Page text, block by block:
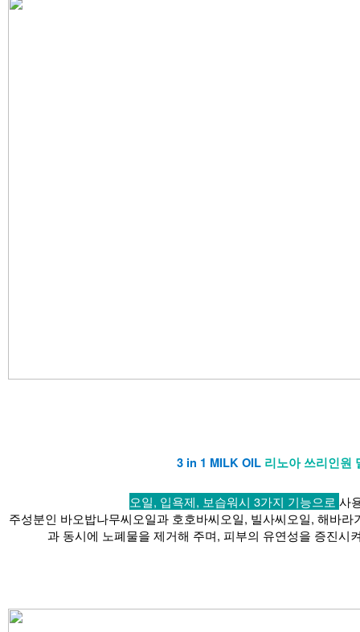
3 in 1 MILK OIL 리노아 쓰리인원
오일, 입욕제, 보습워시 3가지 기능으로 사
주성분인 바오밥나무씨오일과 호호바씨오일, 빌사씨오일, 해바
과 동시에 노폐물을 제거해 주며, 피부의 유연성을 증진시